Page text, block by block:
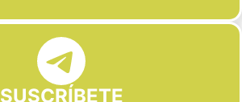
SUSCRÍBETE